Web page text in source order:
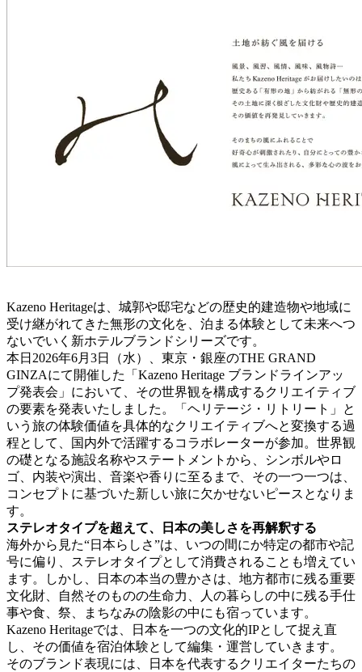
Kazeno Heritageは、城郭や邸宅などの歴史的建造物や地域に
受け継がれてきた無形の文化を、泊まる体験として未来へつ
ないでいく新ホテルブランドシリーズです。
本日2026年6月3日（水）、東京・銀座のTHE GRAND
GINZAにて開催した「Kazeno Heritage ブランドラインアッ
プ発表会」において、その世界観を構成するクリエイティブ
の要素を発表いたしました。「ヘリテージ・リトリート」と
いう旅の体験価値を具体的なクリエイティブへと変換する過
程として、国内外で活躍するコラボレーターが参加。世界観
の礎となる施設名称やステートメントから、シンボルやロ
ゴ、内装や演出、音楽や香りに至るまで、その一つ一つは、
コンセプトに基づいた新しい旅に欠かせないピースとなりま
す。
ステレオタイプを超えて、日本の美しさを再解釈する
海外から見た“日本らしさ”は、いつの間にか特定の都市や記
号に偏り、ステレオタイプとして消費されることも増えてい
ます。しかし、日本の本当の豊かさは、地方都市に残る重要
文化財、自然そのものの生命力、人の暮らしの中に残る手仕
事や食、祭、まちなみの陰影の中にも宿っています。
Kazeno Heritageでは、日本を一つの文化的IPとして捉え直
し、その価値を宿泊体験として編集・運営していきます。
そのブランド表現には、日本を代表するクリエイターたちの